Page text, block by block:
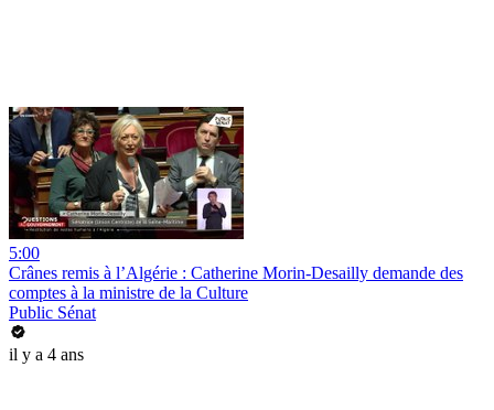
5:00
Crânes remis à l’Algérie : Catherine Morin-Desailly demande des
comptes à la ministre de la Culture
Public Sénat
il y a 4 ans